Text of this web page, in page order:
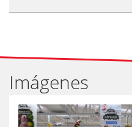
Imágenes